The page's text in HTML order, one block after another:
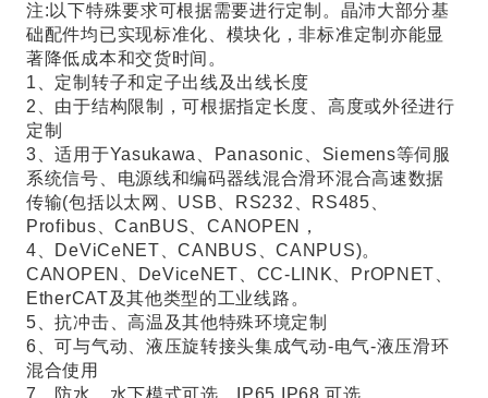
注:以下特殊要求可根据需要进行定制。晶沛大部分基
础配件均已实现标准化、模块化，非标准定制亦能显
著降低成本和交货时间。
1、定制转子和定子出线及出线长度
2、由于结构限制，可根据指定长度、高度或外径进行
定制
3、适用于Yasukawa、Panasonic、Siemens等伺服
系统信号、电源线和编码器线混合滑环混合高速数据
传输(包括以太网、USB、RS232、RS485、
Profibus、CanBUS、CANOPEN，
4、DeViCeNET、CANBUS、CANPUS)。
CANOPEN、DeViceNET、CC-LINK、PrOPNET、
EtherCAT及其他类型的工业线路。
5、抗冲击、高温及其他特殊环境定制
6、可与气动、液压旋转接头集成气动-电气-液压滑环
混合使用
7、防水，水下模式可选，IP65,IP68 可选